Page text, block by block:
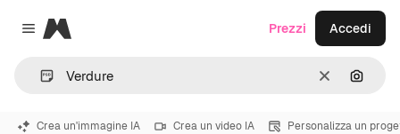
Close menu
Magnific
CancellaCerca
Prezzi Accedi
Crea un'immagine IA Crea un video IA Personalizza un